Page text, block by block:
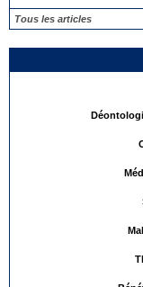
Tous les articles